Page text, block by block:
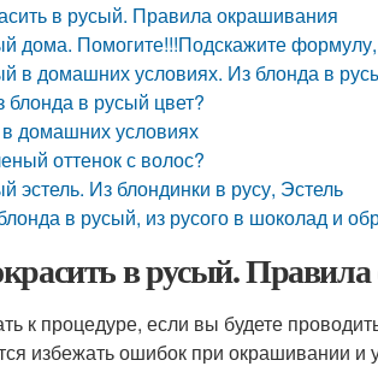
в русый. Правила окрашивания
дома. Помогите!!!Подскажите
в домашних условиях. Из блонда в
блонда в русый цвет?
домашних условиях
оттенок с волос?
эстель. Из блондинки в русу, Эстель
в русый, из русого в шоколад и
в русый.
к процедуре, если вы будете
избежать ошибок при окрашивании и